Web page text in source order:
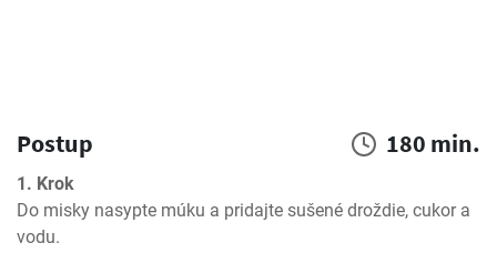
Postup 180 min.
1. Krok
Do misky nasypte múku a pridajte sušené droždie, cukor a
vodu.